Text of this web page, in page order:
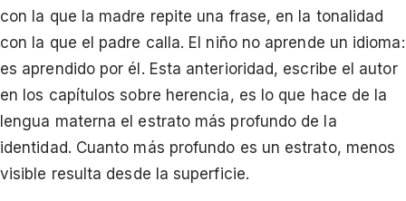
con la que la madre repite una frase, en la tonalidad
con la que el padre calla. El niño no aprende un idioma:
es aprendido por él. Esta anterioridad, escribe el autor
en los capítulos sobre herencia, es lo que hace de la
lengua materna el estrato más profundo de la
identidad. Cuanto más profundo es un estrato, menos
visible resulta desde la superficie.